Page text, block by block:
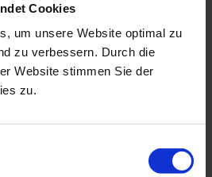
Cookies
um unsere Website optimal zu
zu verbessern. Durch die
Website stimmen Sie der
zu.